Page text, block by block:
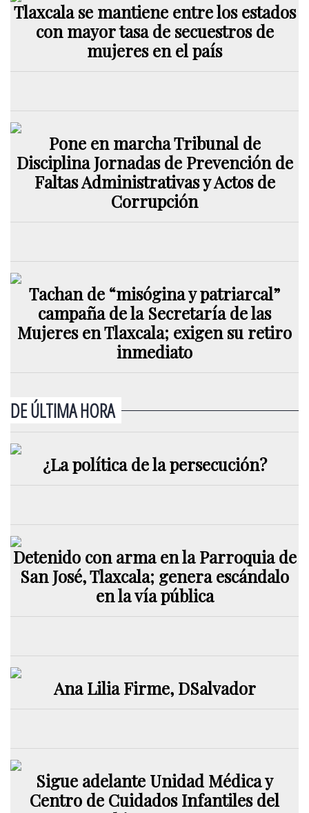
Tlaxcala se mantiene entre los estados
con mayor tasa de secuestros de
mujeres en el país
Pone en marcha Tribunal de
Disciplina Jornadas de Prevención de
Faltas Administrativas y Actos de
Corrupción
Tachan de “misógina y patriarcal”
campaña de la Secretaría de las
Mujeres en Tlaxcala; exigen su retiro
inmediato
DE ÚLTIMA HORA
¿La política de la persecución?
Detenido con arma en la Parroquia de
San José, Tlaxcala; genera escándalo
en la vía pública
Ana Lilia Firme, DSalvador
Sigue adelante Unidad Médica y
Centro de Cuidados Infantiles del